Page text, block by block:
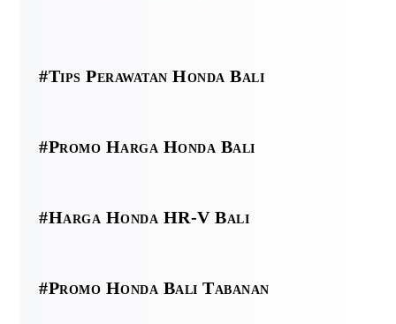
#Tips Perawatan Honda Bali
#Promo Harga Honda Bali
#Harga Honda HR-V Bali
#Promo Honda Bali Tabanan